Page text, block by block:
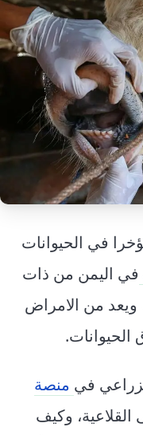
في الحيوانات
في اليمن من ذات
من الامراض
في منصة
وكيف